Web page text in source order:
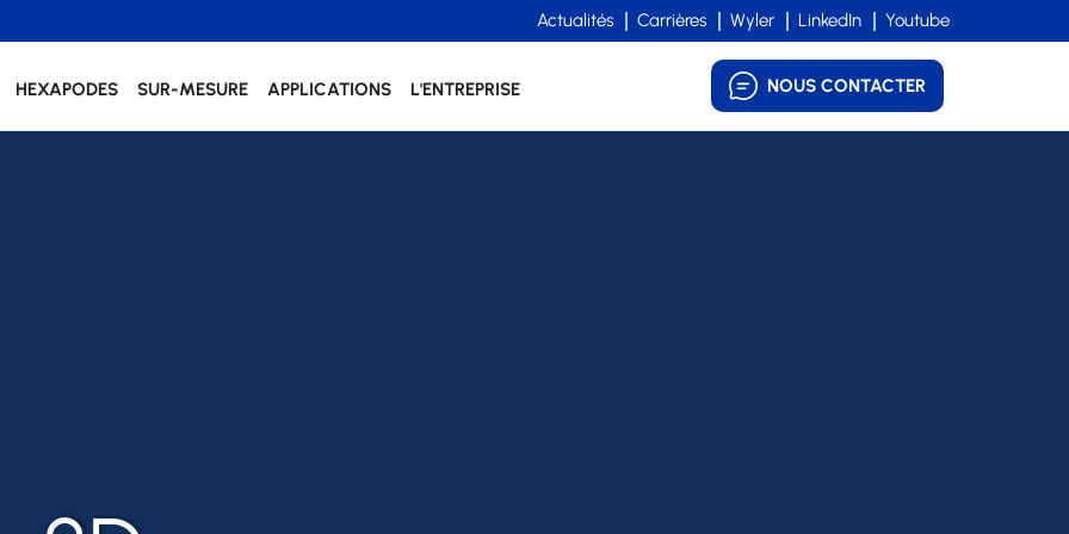
Actualités Carrières Wyler LinkedIn Youtube
HEXAPODES SUR-MESURE APPLICATIONS L'ENTREPRISE NOUS CONTACTER